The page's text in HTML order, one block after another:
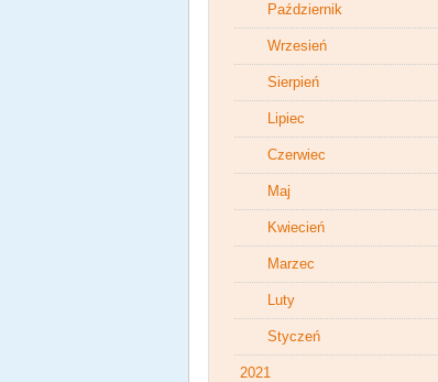
Październik
Wrzesień
Sierpień
Lipiec
Czerwiec
Maj
Kwiecień
Marzec
Luty
Styczeń
2021